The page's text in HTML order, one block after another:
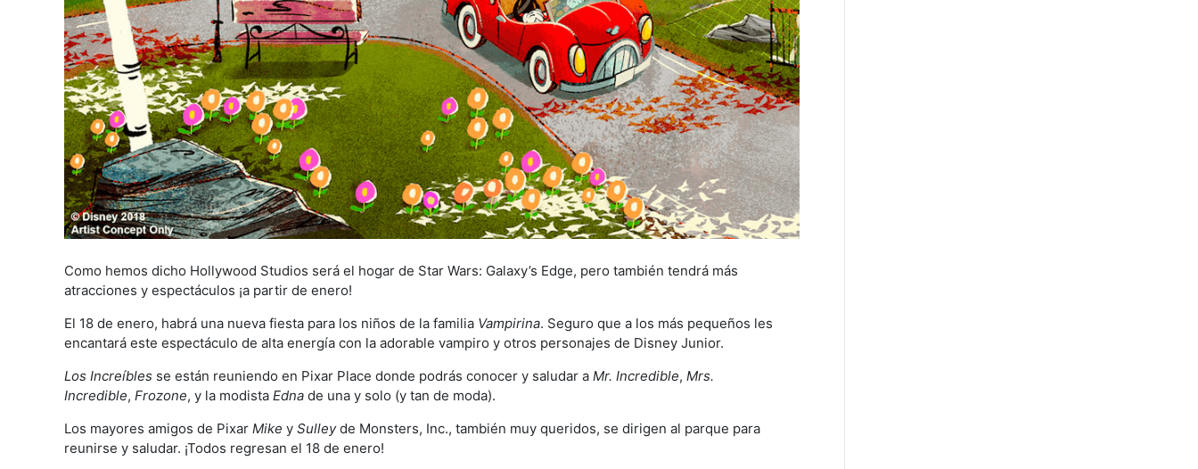
Como hemos dicho Hollywood Studios será el hogar de Star Wars: Galaxy’s Edge, pero también tendrá más
atracciones y espectáculos ¡a partir de enero!
El 18 de enero, habrá una nueva fiesta para los niños de la familia Vampirina. Seguro que a los más pequeños les
encantará este espectáculo de alta energía con la adorable vampiro y otros personajes de Disney Junior.
Los Increíbles se están reuniendo en Pixar Place donde podrás conocer y saludar a Mr. Incredible, Mrs.
Incredible, Frozone, y la modista Edna de una y solo (y tan de moda).
Los mayores amigos de Pixar Mike y Sulleyde Monsters, Inc., también muy queridos, se dirigen al parque para
reunirse y saludar. ¡Todos regresan el 18 de enero!